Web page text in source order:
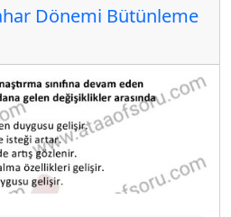
Dönemi Bütünleme